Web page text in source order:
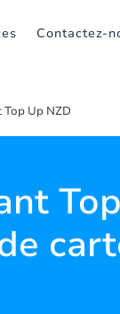
Contactez-
Up NZD